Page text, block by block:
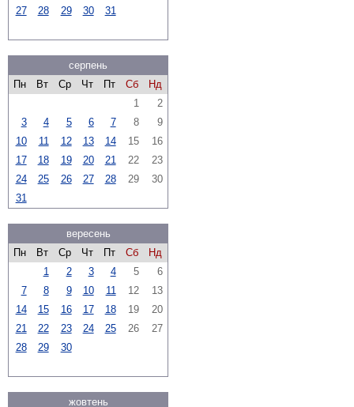
27
28 29 30 31
серпень
Пн
Вт Ср Чт Пт Сб
Нд
1
2
3
4 5 6 7 8
9
10
11 12 13 14 15
16
17
18 19 20 21 22
23
24
25 26 27 28 29
30
31
вересень
Пн
Вт Ср Чт Пт Сб
Нд
1
2 3 4 5
6
7
8 9 10 11 12
13
14
15 16 17 18 19
20
21
22 23 24 25 26
27
28
29 30
жовтень